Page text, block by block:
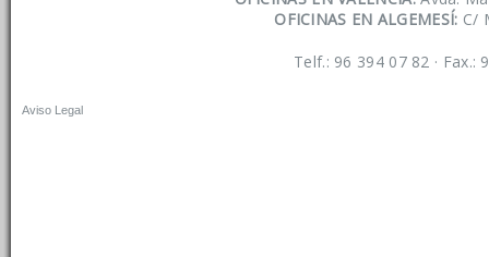
OFICINAS EN ALGEMESÍ: C/
Telf.: 96 394 07 82 · Fax.:
Aviso Legal